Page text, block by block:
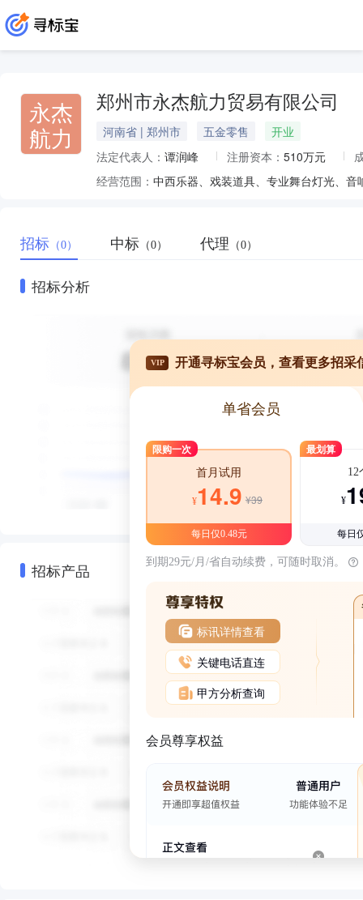
永杰
航力
郑州市永杰航力贸易有限公司
河南省 | 郑州市 五金零售
开业
法定代表人： 谭润峰 注册资本： 510万元
经营范围：
招标 （0） 中标 （0） 代理 （0）
招标分析
招标产品
VIP 开通寻标宝会员，查看更多招采
单省会员
限购一次
首月试用
¥14.9 ¥39
每日仅0.48元
最划算
12
¥
每日
到期29元/月/省自动续费，可随时取消。
标讯详情查看
关键电话直连
甲方分析查询
会员尊享权益